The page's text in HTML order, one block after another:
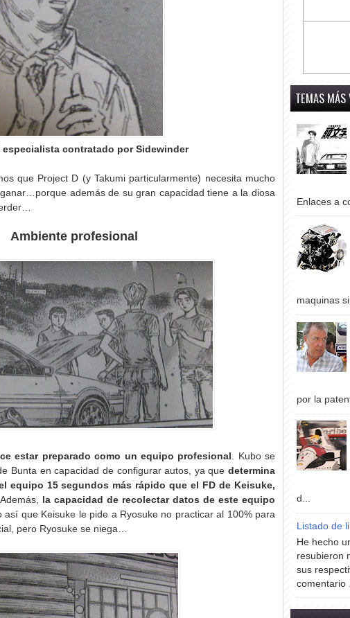
especialista contratado por Sidewinder
que Project D (y Takumi particularmente) necesita mucho
además de su gran capacidad tiene a la diosa
Ambiente profesional
estar preparado como un equipo profesional
. Kubo se
Bunta en capacidad de configurar autos, ya que determina
equipo 15 segundos más rápido que el FD de Keisuke,
. Además,
la capacidad de recolectar datos de este equipo
así que Keisuke le pide a Ryosuke no practicar al 100% para
pero Ryosuke se niega…
TEMAS MÁS
Enlaces a
maquinas
por la
d...
Listado de
He hecho
resubieron
sus
comentario